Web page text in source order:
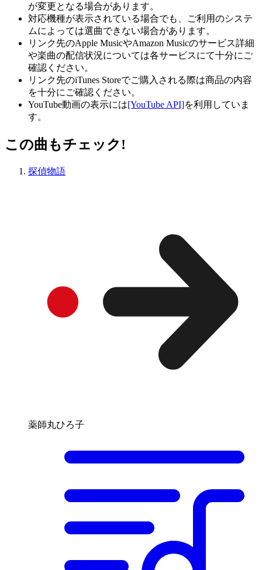
が変更となる場合があります。
対応機種が表示されている場合でも、ご利用のシステ
ムによっては選曲できない場合があります。
リンク先のApple MusicやAmazon Musicのサービス詳細
や楽曲の配信状況については各サービスにて十分にご
確認ください。
リンク先のiTunes Storeでご購入される際は商品の内容
を十分にご確認ください。
YouTube動画の表示には[YouTube API]を利用していま
す。
この曲もチェック!
探偵物語
薬師丸ひろ子